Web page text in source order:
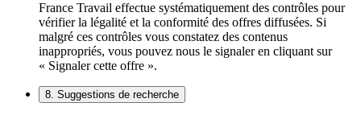
France Travail effectue systématiquement des contrôles pour
vérifier la légalité et la conformité des offres diffusées. Si
malgré ces contrôles vous constatez des contenus
inappropriés, vous pouvez nous le signaler en cliquant sur
« Signaler cette offre ».
8. Suggestions de recherche